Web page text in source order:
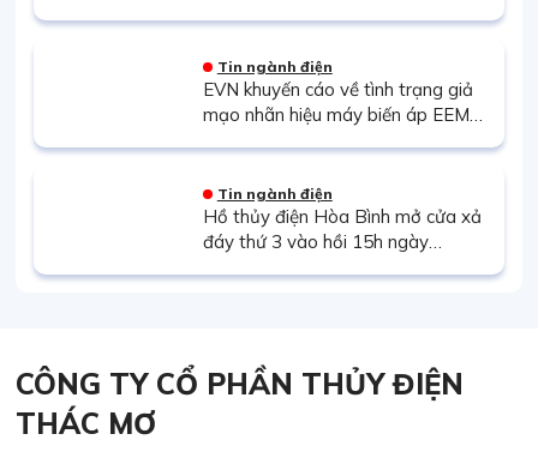
Tin ngành điện
EVN khuyến cáo về tình trạng giả
mạo nhãn hiệu máy biến áp EEMC
Tin ngành điện
Hồ thủy điện Hòa Bình mở cửa xả
đáy thứ 3 vào hồi 15h ngày
CÔNG TY CỔ PHẦN THỦY ĐIỆN
THÁC MƠ